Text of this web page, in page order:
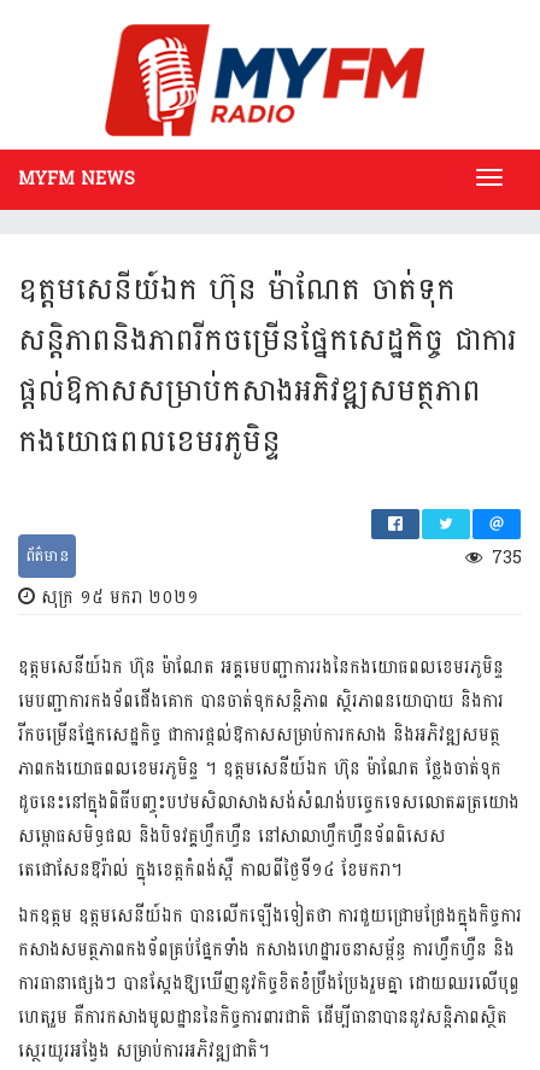
MYFM NEWS
ឧត្តម​សេនីយ៍​ឯក ហ៊ុន​ ម៉ា​ណែ​ត ចាត់​ទុក​
សន្តិភាព​​និង​ភាព​រីកចម្រើន​ផ្នែក​សេដ្ឋកិច្ច ជាការ​
ផ្តល់​​ឱកាស​​សម្រាប់​​​កសាង​អភិវឌ្ឍ​​សមត្ថភា​ព​​
កងយោ​ធពល​ខេមរ​ភូមិន្ទ
735
ព័ត៌មាន
សុក្រ ១៥ មករា ២០២១
ឧត្តមសេនីយ៍ឯក ហ៊ុន ម៉ាណែត អគ្គមេបញ្ជាការរងនៃកងយោធពលខេមរភូមិន្ទ
មេបញ្ជាការ​កង​ទ័ព​ជើង​គោ​ក បានចាត់ទុកសន្តិភាព ស្ថិរ​ភាព​​នយោបាយ និងការ
រីកចម្រើន​​ផ្នែកសេដ្ឋកិច្ច ជាការ​ផ្តល់​​ឱកាស​​ស​​ម្រាប់ការកសាង និងអភិវឌ្ឍសមត្ថ
ភាពកងយោធ​ពល​​ខេមរភូមិន្ទ ។ ឧត្តមសេនីយ៍ឯក ហ៊ុន ម៉ាណែត ថ្លែងចាត់ទុក
ដូចនេះនៅក្នុងពិធីបញ្ចុះបឋមសិលាសាងសង់សំណង់បចេ្ចកទេសលោត​​ឆត្រយោង
ស​ម្ពោធ​​​​​សមិទ្ធផល និងបិទវគ្គហ្វឹកហ្វឺន នៅសាលាហ្វឹកហ្វឺនទ័ពពិសេស
តេជោសែនឱរ៉ាល់ ក្នុង​ខេត្តកំ​ពង់​​​ស្ពឺ កាលពីថ្ងៃទី​១៤ ខែមករា។
ឯកឧត្តម ឧត្តមសេនីយ៍ឯក បានលើកឡើងទៀតថា ការជួយជ្រោមជ្រែងក្នុងកិច្ចការ
កសាង​សមត្ថភាព​​កង​​ទ័ពគ្រប់ផ្នែកទាំង កសាង​ហេ​ដ្ឋារ​ចនាសម្ព័ន្ធ ការហ្វឹកហ្វឺន និង
ការធានាផ្សេងៗ បានស្តែង​ឱ្យឃើញ​នូវកិច្ចខិតខំប្រឹងប្រែងរួមគ្នា ដោយឈរលើបុព្វ
ហេតុរួម គឺការកសាង​មូល​​ដ្ឋាន​នៃកិច្ចការ​ពារ​ជាតិ ដើម្បីធានាបាននូវសន្តិភាពស្ថិត
ស្ថេរយូរអង្វែង សម្រាប់​ការអភិវឌ្ឍជាតិ។